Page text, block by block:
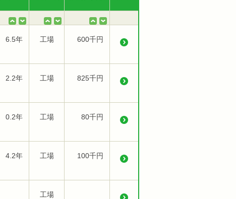
6.5年 工場 600千円
2.2年 工場 825千円
0.2年 工場 80千円
4.2年 工場 100千円
工場